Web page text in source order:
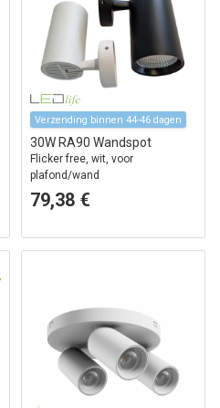
Verzending binnen 44-46 dagen
30W RA90 Wandspot
Flicker free, wit, voor
plafond/wand
79,38 €